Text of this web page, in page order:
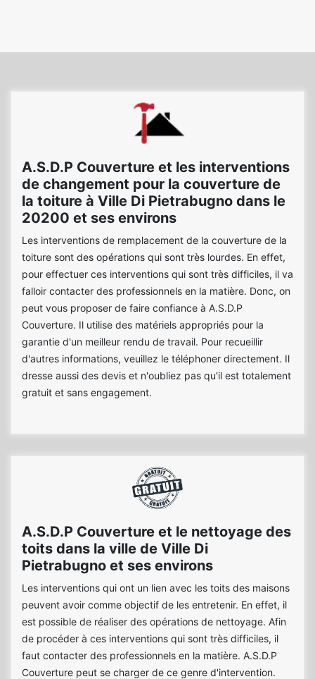
A.S.D.P Couverture et les interventions
de changement pour la couverture de
la toiture à Ville Di Pietrabugno dans le
20200 et ses environs
Les interventions de remplacement de la couverture de la
toiture sont des opérations qui sont très lourdes. En effet,
pour effectuer ces interventions qui sont très difficiles, il va
falloir contacter des professionnels en la matière. Donc, on
peut vous proposer de faire confiance à A.S.D.P
Couverture. Il utilise des matériels appropriés pour la
garantie d'un meilleur rendu de travail. Pour recueillir
d'autres informations, veuillez le téléphoner directement. Il
dresse aussi des devis et n'oubliez pas qu'il est totalement
gratuit et sans engagement.
A.S.D.P Couverture et le nettoyage des
toits dans la ville de Ville Di
Pietrabugno et ses environs
Les interventions qui ont un lien avec les toits des maisons
peuvent avoir comme objectif de les entretenir. En effet, il
est possible de réaliser des opérations de nettoyage. Afin
de procéder à ces interventions qui sont très difficiles, il
faut contacter des professionnels en la matière. A.S.D.P
Couverture peut se charger de ce genre d'intervention.